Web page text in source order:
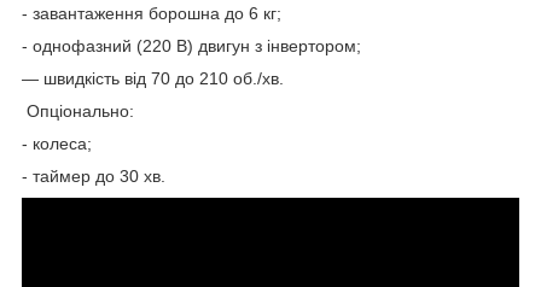
- завантаження борошна до 6 кг;
- однофазний (220 В) двигун з інвертором;
— швидкість від 70 до 210 об./хв.
Опціонально:
- колеса;
- таймер до 30 хв.